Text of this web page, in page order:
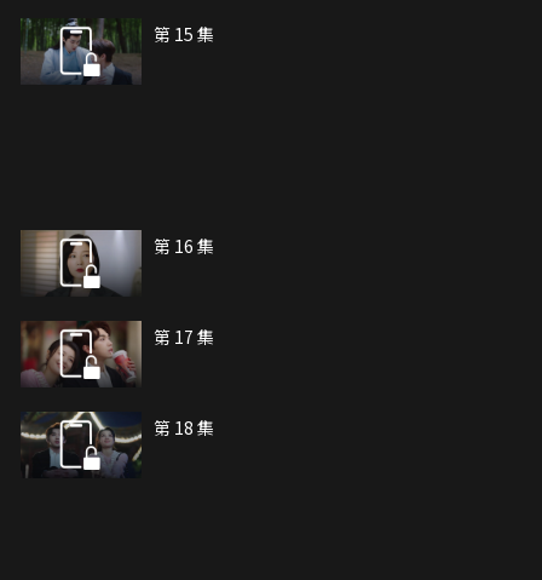
第 15 集
第 16 集
第 17 集
第 18 集